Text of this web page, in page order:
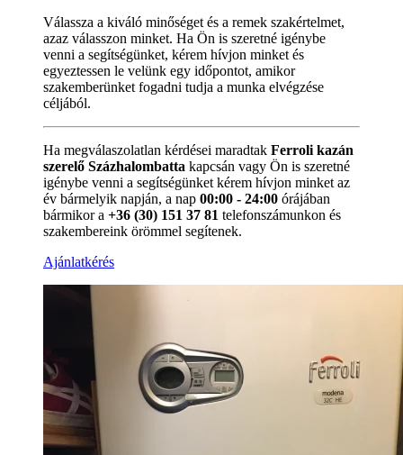
Válassza a kiváló minőséget és a remek szakértelmet,
azaz válasszon minket. Ha Ön is szeretné igénybe
venni a segítségünket, kérem hívjon minket és
egyeztessen le velünk egy időpontot, amikor
szakemberünket fogadni tudja a munka elvégzése
céljából.
Ha megválaszolatlan kérdései maradtak Ferroli kazán
szerelő Százhalombatta kapcsán vagy Ön is szeretné
igénybe venni a segítségünket kérem hívjon minket az
év bármelyik napján, a nap 00:00 - 24:00 órájában
bármikor a +36 (30) 151 37 81 telefonszámunkon és
szakembereink örömmel segítenek.
Ajánlatkérés